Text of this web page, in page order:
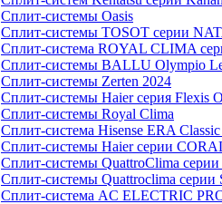
Сплит-системы Oasis
Сплит-системы TOSOT серии
Сплит-система ROYAL CLIMA
Сплит-системы BALLU Olympio
Сплит-системы Zerten 2024
Сплит-системы Haier серия Flexis
Сплит-системы Royal Clima
Сплит-система Hisense ERA
Сплит-системы Haier cерии
Сплит-системы QuattroClima серии
Сплит-системы Quattroclima серии
Сплит-система AC ELECTRIC